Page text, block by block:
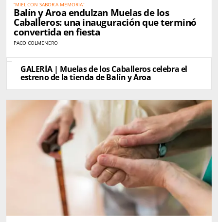
“MIEL CON SABOR A MEMORIA”
Balín y Aroa endulzan Muelas de los
Caballeros: una inauguración que terminó
convertida en fiesta
PACO COLMENERO
GALERÍA | Muelas de los Caballeros celebra el
estreno de la tienda de Balín y Aroa